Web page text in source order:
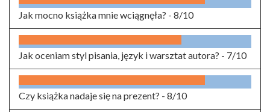
Jak mocno książka mnie wciągnęła? - 8/10
Jak oceniam styl pisania, język i warsztat autora? - 7/10
Czy książka nadaje się na prezent? - 8/10